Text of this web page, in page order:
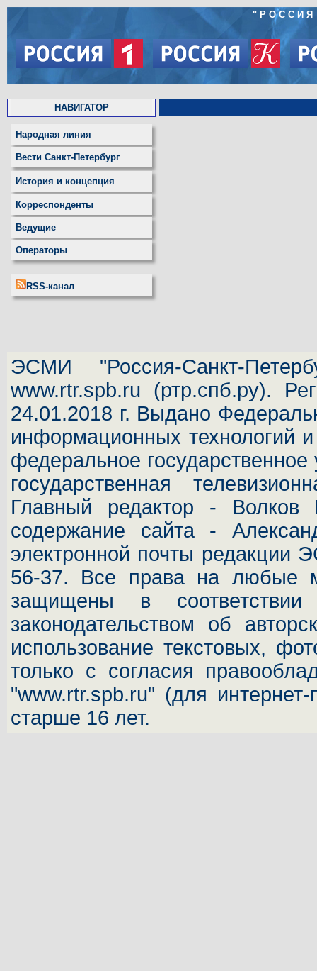
"РОССИЯ
НАВИГАТОР
Народная линия
Вести Санкт-Петербург
История и концепция
Корреспонденты
Ведущие
Операторы
RSS-канал
ЭСМИ "Россия-Санкт-
www.rtr.spb.ru (ртр.спб.ру).
24.01.2018 г. Выдано
информационных технологий
федеральное
государственная
Главный редактор - Волков
содержание сайта -
электронной почты
56-37. Все права на любые
защищены в
законодательством об
использование текстовых,
только с согласия
"www.rtr.spb.ru" (для
старше 16 лет.